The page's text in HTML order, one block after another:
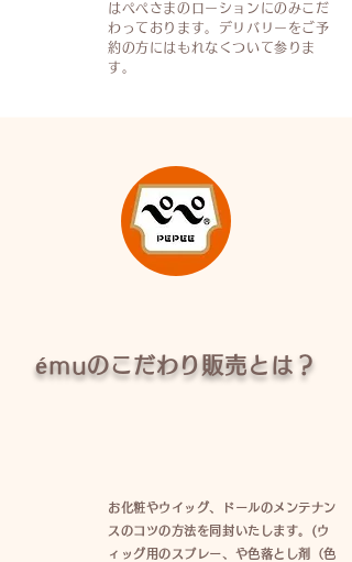
はぺぺさまのローションにのみこだ
わっております。デリバリーをご予
約の方にはもれなくついて参りま
す。
émuのこだわり販売とは？
お化粧やウイッグ、ドールのメンテナン
スのコツの方法を同封いたします。(ウ
ィッグ用のスプレー、や色落とし剤（色